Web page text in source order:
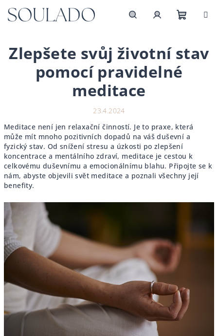
na
obsah
košík
Zlepšete svůj životní stav
pomocí pravidelné
meditace
23.4.2024
Meditace není jen relaxační činností. Je to praxe, která
může mít mnoho pozitivních dopadů na váš duševní a
fyzický stav. Od snížení stresu a úzkosti po zlepšení
koncentrace a mentálního zdraví, meditace je cestou k
celkovému duševnímu a emocionálnímu blahu. Připojte se k
nám, abyste objevili svět meditace a poznali všechny její
benefity.